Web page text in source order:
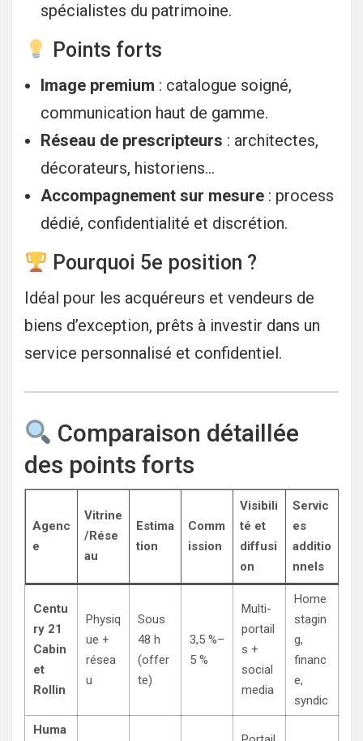
spécialistes du patrimoine.
Points forts
Image premium : catalogue soigné,
communication haut de gamme.
Réseau de prescripteurs : architectes,
décorateurs, historiens…
Accompagnement sur mesure : process
dédié, confidentialité et discrétion.
Pourquoi 5e position ?
Idéal pour les acquéreurs et vendeurs de
biens d’exception, prêts à investir dans un
service personnalisé et confidentiel.
Comparaison détaillée
des points forts
Agenc
e
Vitrine
/Rése
au
Estima
tion
Comm
ission
Visibili
té et
diffusi
on
Servic
es
additio
nnels
Centu
ry 21
Cabin
et
Rollin
Physiq
ue +
résea
u
Sous
48 h
(offer
te)
3,5 %–
5 %
Multi-
portail
s +
social
media
Home
stagin
g,
financ
e,
syndic
Huma